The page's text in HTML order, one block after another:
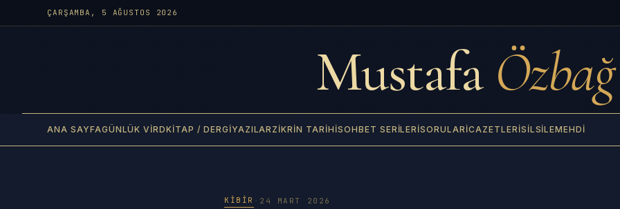
ÇARŞAMBA, 5 AĞUSTOS 2026
Mustafa Özbağ
ANA SAYFAGÜNLÜK VIRDKITAP / DERGIYAZILARZIKRIN TARIHISOHBET SERILERISORULARİCAZETLERISILSILEMEHDI
KIBIR · 24 MART 2026